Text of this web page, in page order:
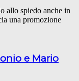
allo spiedo anche in
una promozione
e Mario